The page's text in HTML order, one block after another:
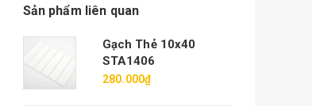
Sản phẩm liên quan
Gạch Thẻ 10x40
STA1406
280.000₫